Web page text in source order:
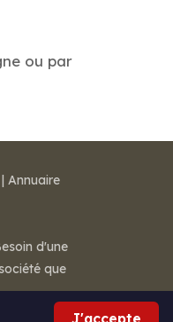
ou par
J'accepte
| Annuaire
d'une
que